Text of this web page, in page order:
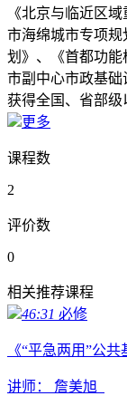
《北京与临近区
市海绵城市专项
划》、《首都功
市副中心市政基础
获得全国、省部级
更多
课程数
2
评价数
0
相关推荐课程
46:31 必修
《“平急两用”公
讲师： 詹美旭